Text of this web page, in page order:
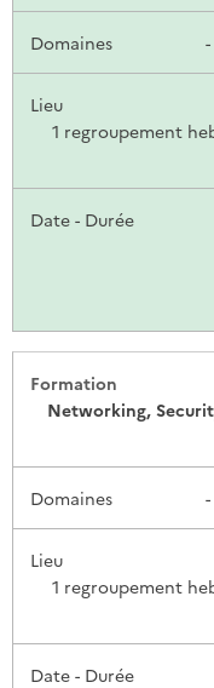
1 regroupement
Networking,
1 regroupement